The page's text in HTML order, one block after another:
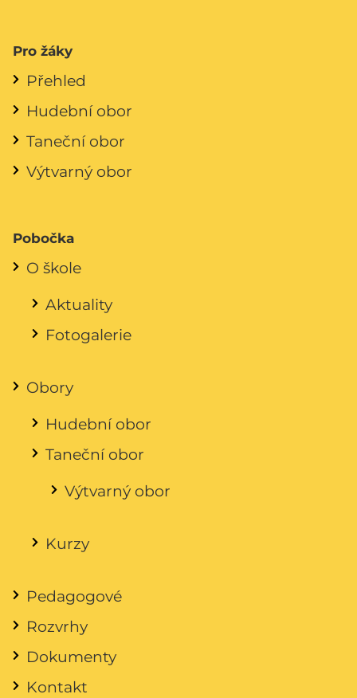
Pro žáky
Přehled
Hudební obor
Taneční obor
Výtvarný obor
Pobočka
O škole
Aktuality
Fotogalerie
Obory
Hudební obor
Taneční obor
Výtvarný obor
Kurzy
Pedagogové
Rozvrhy
Dokumenty
Kontakt